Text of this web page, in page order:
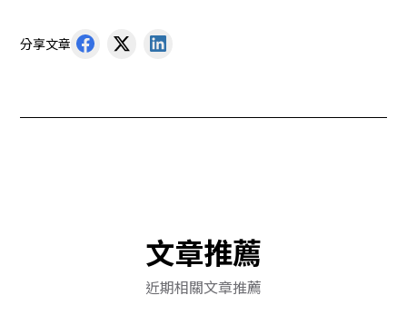
分享文章
文章推薦
近期相關文章推薦